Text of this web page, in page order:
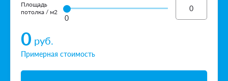
Площадь
потолка / м2
0
Примерная стоимость
0 руб.